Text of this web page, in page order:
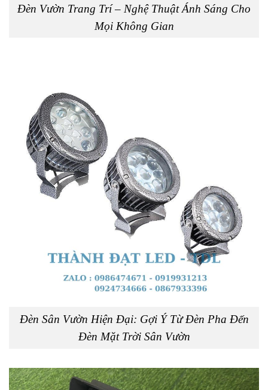
Đèn Vườn Trang Trí – Nghệ Thuật Ánh Sáng Cho
Mọi Không Gian
Đèn Sân Vườn Hiện Đại: Gợi Ý Từ Đèn Pha Đến
Đèn Mặt Trời Sân Vườn